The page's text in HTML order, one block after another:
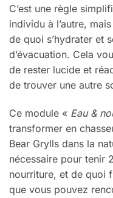
C’est une règle
individu à l’autre,
de quoi s’hydrater et
d’évacuation. Cela
de rester lucide et
de trouver une autre
Ce module « Eau &
transformer en
Bear Grylls dans la
nécessaire pour tenir
nourriture, et de quoi
que vous pouvez